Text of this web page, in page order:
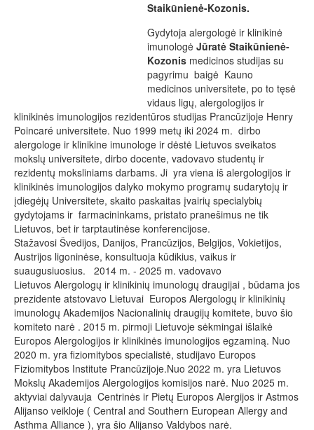
Staikūnienė-Kozonis.
Gydytoja alergologė ir klinikinė
imunologė Jūratė Staikūnienė-
Kozonis medicinos studijas su
pagyrimu baigė Kauno
medicinos universitete, po to tęsė
vidaus ligų, alergologijos ir
klinikinės imunologijos rezidentūros studijas Prancūzijoje Henry
Poincaré universitete. Nuo 1999 metų iki 2024 m. dirbo
alergologe ir klinikine imunologe ir dėstė Lietuvos sveikatos
mokslų universitete, dirbo docente, vadovavo studentų ir
rezidentų moksliniams darbams. Ji yra viena iš alergologijos ir
klinikinės imunologijos dalyko mokymo programų sudarytojų ir
įdiegėjų Universitete, skaito paskaitas įvairių specialybių
gydytojams ir farmacininkams, pristato pranešimus ne tik
Lietuvos, bet ir tarptautinėse konferencijose.
Stažavosi Švedijos, Danijos, Prancūzijos, Belgijos, Vokietijos,
Austrijos ligoninėse, konsultuoja kūdikius, vaikus ir
suaugusiuosius. 2014 m. - 2025 m. vadovavo
Lietuvos Alergologų ir klinikinių imunologų draugijai , būdama jos
prezidente atstovavo Lietuvai Europos Alergologų ir klinikinių
imunologų Akademijos Nacionalinių draugijų komitete, buvo šio
komiteto narė . 2015 m. pirmoji Lietuvoje sėkmingai išlaikė
Europos Alergologijos ir klinikinės imunologijos egzaminą. Nuo
2020 m. yra fiziomitybos specialistė, studijavo Europos
Fiziomitybos Institute Prancūzijoje.Nuo 2022 m. yra Lietuvos
Mokslų Akademijos Alergologijos komisijos narė. Nuo 2025 m.
aktyviai dalyvauja Centrinės ir Pietų Europos Alergijos ir Astmos
Alijanso veikloje ( Central and Southern European Allergy and
Asthma Alliance ), yra šio Alijanso Valdybos narė.